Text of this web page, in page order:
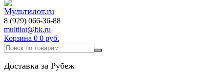
8 (929) 066-36-88
multilot@bk.ru
Корзина 0 0 руб.
Доставка за Рубеж